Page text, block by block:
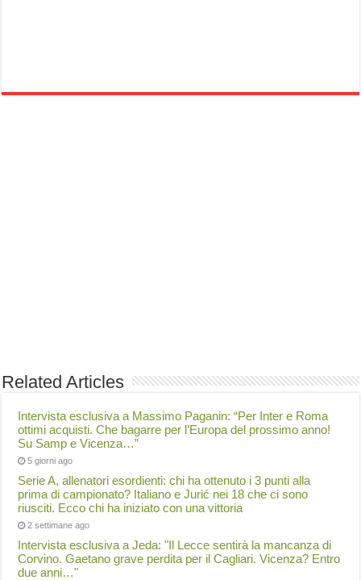
Related Articles
Intervista esclusiva a Massimo Paganin: “Per Inter e Roma
ottimi acquisti. Che bagarre per l’Europa del prossimo anno!
Su Samp e Vicenza…”
5 giorni ago
Serie A, allenatori esordienti: chi ha ottenuto i 3 punti alla
prima di campionato? Italiano e Jurić nei 18 che ci sono
riusciti. Ecco chi ha iniziato con una vittoria
2 settimane ago
Intervista esclusiva a Jeda: "Il Lecce sentirà la mancanza di
Corvino. Gaetano grave perdita per il Cagliari. Vicenza? Entro
due anni…"